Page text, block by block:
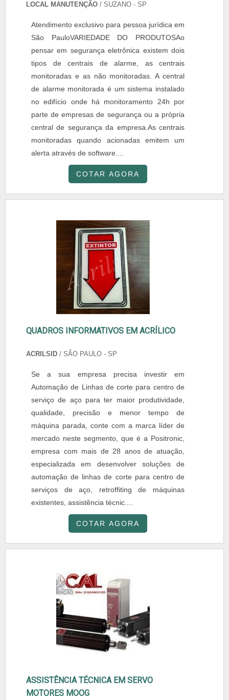
LOCAL MANUTENÇÃO / SUZANO - SP
Atendimento exclusivo para pessoa jurídica em
São PauloVARIEDADE DO PRODUTOSAo
pensar em segurança eletrônica existem dois
tipos de centrais de alarme, as centrais
monitoradas e as não monitoradas. A central
de alarme monitorada é um sistema instalado
no edifício onde há monitoramento 24h por
parte de empresas de segurança ou a própria
central de segurança da empresa.As centrais
monitoradas quando acionadas emitem um
alerta através de software....
COTAR AGORA
QUADROS INFORMATIVOS EM ACRÍLICO
ACRILSID / SÃO PAULO - SP
Se a sua empresa precisa investir em
Automação de Linhas de corte para centro de
serviço de aço para ter maior produtividade,
qualidade, precisão e menor tempo de
máquina parada, conte com a marca líder de
mercado neste segmento, que é a Positronic,
empresa com mais de 28 anos de atuação,
especializada em desenvolver soluções de
automação de linhas de corte para centro de
serviços de aço, retroffiting de máquinas
existentes, assistência técnic....
COTAR AGORA
ASSISTÊNCIA TÉCNICA EM SERVO
MOTORES MOOG